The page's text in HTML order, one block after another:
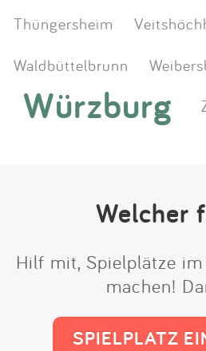
Thüngersheim
Waldbüttelbrunn
Würzburg
Welcher
Hilf mit, Spielplätze
machen!
SPIELPLATZ